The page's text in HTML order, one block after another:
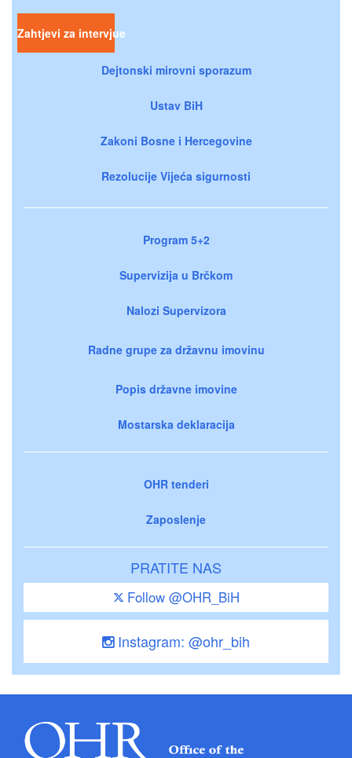
Zahtjevi za intervjue
Dejtonski mirovni sporazum
Ustav BiH
Zakoni Bosne i Hercegovine
Rezolucije Vijeća sigurnosti
Program 5+2
Supervizija u Brčkom
Nalozi Supervizora
Radne grupe za državnu imovinu
Popis državne imovine
Mostarska deklaracija
OHR tenderi
Zaposlenje
PRATITE NAS
Follow @OHR_BiH
Instagram: @ohr_bih